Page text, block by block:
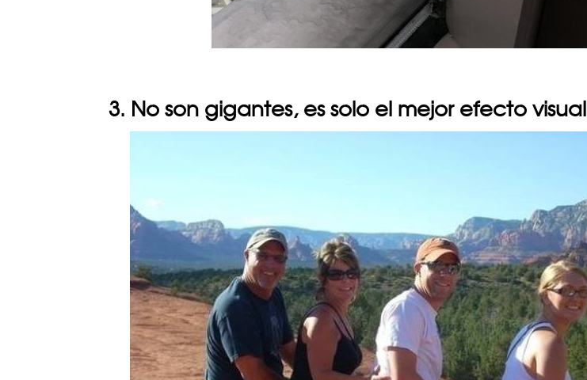
3. No son gigantes, es solo el mejor efecto visual